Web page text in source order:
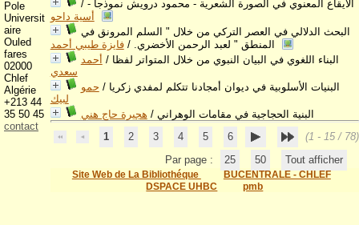
الايقاع المعنوي في الصورة الشعرية - محمود درويش نموذجا - /
أسية داحو
البحث الدلالي في العصر التركي من خلال " السلم المرونق في
المنطق " لعبد الرحمن الأخضري. /فايزة طيبي أحمد
البناء اللغوي في البيان النبوي من خلال المتواتر لفظا / أحمد
سعدي
البنيات الأسلوبية في ديوان أمجادنا تتكلم لمفدي زكريا / حمو
لبيك
البنية الحجاجية في مقامات الوهراني / هجيرة حاج هني
1
2 3 4 5 6
(1 - 15 / 78)
Par page :
25 50 Tout afficher
Site Web de La Bibliothéque
BUCENTRALE - CHLEF
DSPACE UHBC
pmb
Pole
Universit
aire
Ouled
fares
02000
Chlef
Algérie
+213 44
35 50 45
contact